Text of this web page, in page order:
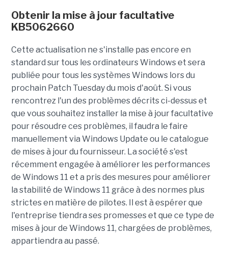
Obtenir la mise à jour facultative
KB5062660
Cette actualisation ne s'installe pas encore en
standard sur tous les ordinateurs Windows et sera
publiée pour tous les systèmes Windows lors du
prochain Patch Tuesday du mois d'août. Si vous
rencontrez l'un des problèmes décrits ci-dessus et
que vous souhaitez installer la mise à jour facultative
pour résoudre ces problèmes, il faudra le faire
manuellement via Windows Update ou le catalogue
de mises à jour du fournisseur. La société s'est
récemment engagée à améliorer les performances
de Windows 11 et a pris des mesures pour améliorer
la stabilité de Windows 11 grâce à des normes plus
strictes en matière de pilotes. Il est à espérer que
l'entreprise tiendra ses promesses et que ce type de
mises à jour de Windows 11, chargées de problèmes,
appartiendra au passé.